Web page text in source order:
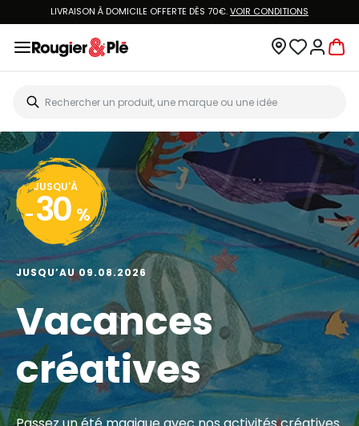
VOUS ÊTES CLIENT ROUGIER&PLÉ ? CRÉEZ UN NOUVEAU MOT DE PASSE ET ACCÉDEZ
ÀVOTRE COMPTE.
JUSQU'À
- 20 %
JUSQU’AU 13.08.2026
Big Art
Exclu web - Gros volumes à petits prix sur une
grande sélection de matériel artistique.